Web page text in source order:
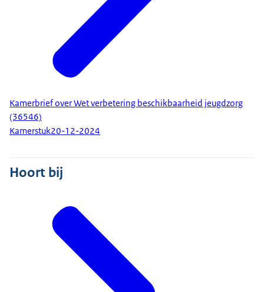
Kamerbrief over Wet verbetering beschikbaarheid jeugdzorg
(36546)
Kamerstuk20-12-2024
Hoort bij